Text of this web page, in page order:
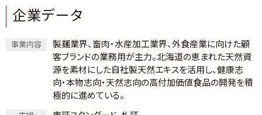
企業データ
事業内容
製麺業界、畜肉・水産加工業界、外食産業に向けた顧
客ブランドの業務用が主力。北海道の恵まれた天然資
源を素材にした自社製天然エキスを活用し、健康志
向・本物志向・天然志向の高付加価値食品の開発を積
極的に進めている。